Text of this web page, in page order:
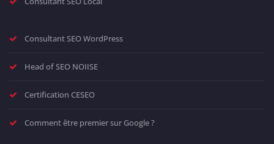
Consultant SEO WordPress
Head of SEO NOIISE
Certification CESEO
Comment être premier sur Google ?